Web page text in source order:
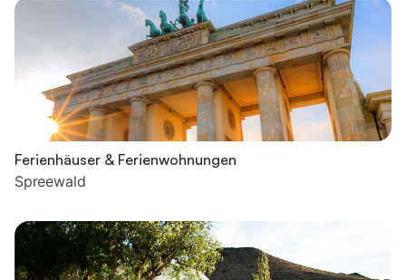
Ferienhäuser & Ferienwohnungen
Spreewald